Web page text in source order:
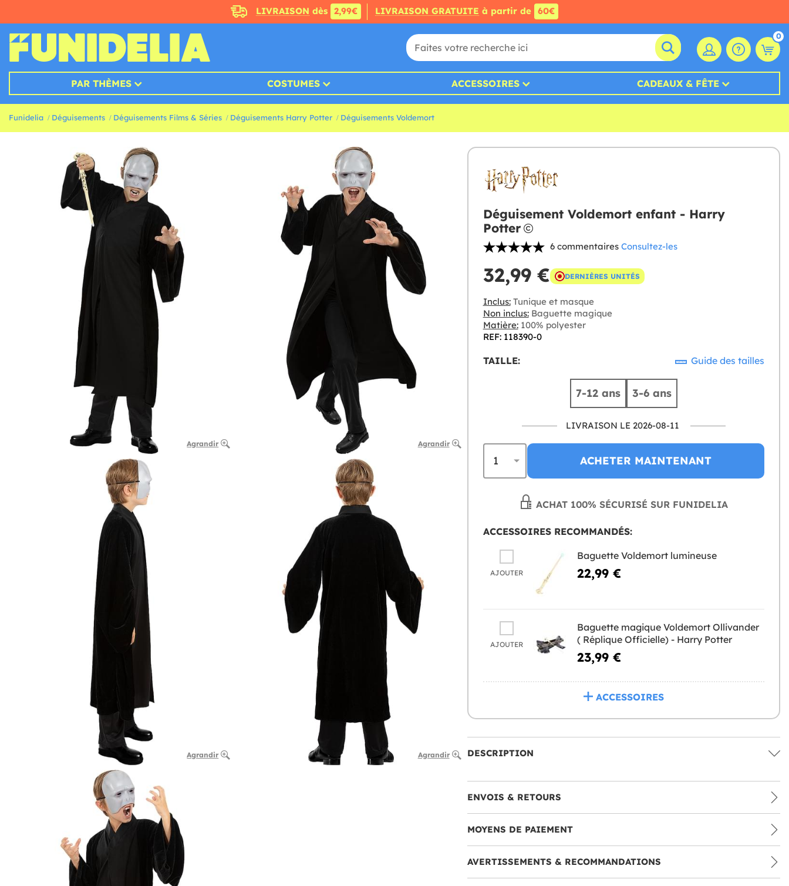
LIVRAISON dès 2,99€ LIVRAISON GRATUITE à partir de 60€
0
PAR THÈMES COSTUMES ACCESSOIRES CADEAUX & FÊTE
Funidelia Déguisements Déguisements Films & Séries Déguisements Harry Potter Déguisements Voldemort
Agrandir Agrandir
Agrandir Agrandir
Déguisement Voldemort enfant - Harry
Potter
6 commentaires Consultez-les
32,99 € DERNIÈRES UNITÉS
Inclus:Tunique et masque
Non inclus:Baguette magique
Matière:100% polyester
REF: 118390-0
TAILLE: Guide des tailles
7-12 ans 3-6 ans
LIVRAISON LE 2026-08-11
ACHETER MAINTENANT
ACHAT 100% SÉCURISÉ SUR FUNIDELIA
ACCESSOIRES RECOMMANDÉS:
AJOUTER
Baguette Voldemort lumineuse
22,99 €
AJOUTER
Baguette magique Voldemort Ollivander
( Réplique Officielle) - Harry Potter
23,99 €
ACCESSOIRES
DESCRIPTION
ENVOIS & RETOURS
MOYENS DE PAIEMENT
AVERTISSEMENTS & RECOMMANDATIONS